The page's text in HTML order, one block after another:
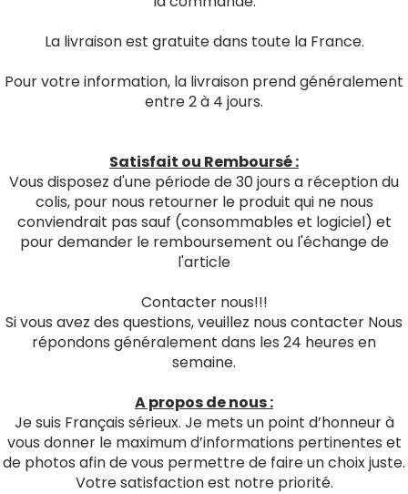
La livraison est gratuite dans toute la France.
Pour votre information, la livraison prend généralement
entre 2 à 4 jours.
Satisfait ou Remboursé :
Vous disposez d'une période de 30 jours a réception du
colis, pour nous retourner le produit qui ne nous
conviendrait pas sauf (consommables et logiciel) et
pour demander le remboursement ou l'échange de
l'article
Contacter nous!!!
Si vous avez des questions, veuillez nous contacter Nous
répondons généralement dans les 24 heures en
semaine.
A propos de nous :
Je suis Français sérieux. Je mets un point d’honneur à
vous donner le maximum d’informations pertinentes et
de photos afin de vous permettre de faire un choix juste.
Votre satisfaction est notre priorité.